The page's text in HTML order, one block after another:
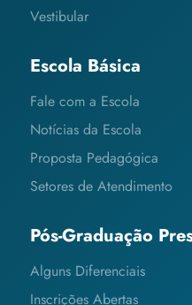
Vestibular
Escola Básica
Fale com a Escola
Notícias da Escola
Proposta Pedagógica
Setores de Atendimento
Pós-Graduação
Alguns Diferenciais
Inscrições Abertas